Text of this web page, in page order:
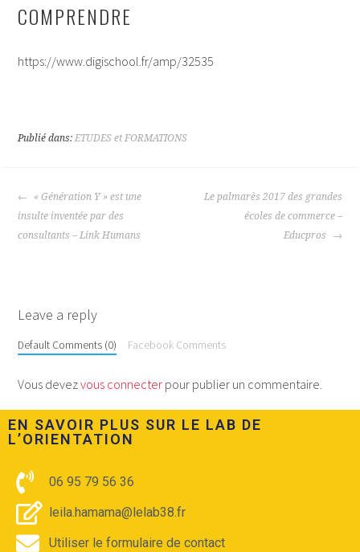
COMPRENDRE
https://www.digischool.fr/amp/32535
Publié dans: ETUDES et FORMATIONS
« Génération Y » est une
insulte inventée par des
consultants – Link Humans
Le palmarès 2017 des grandes
écoles de commerce –
Educpros
Leave a reply
Default Comments (0) Facebook Comments
Vous devezvous connecter pour publier un commentaire.
EN SAVOIR PLUS SUR LE LAB DE
L’ORIENTATION​
06 95 79 56 36
leila.hamama@lelab38.fr
Utiliser le formulaire de contact